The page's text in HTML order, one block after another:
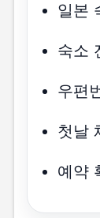
일본
숙소
우편
첫날
예약